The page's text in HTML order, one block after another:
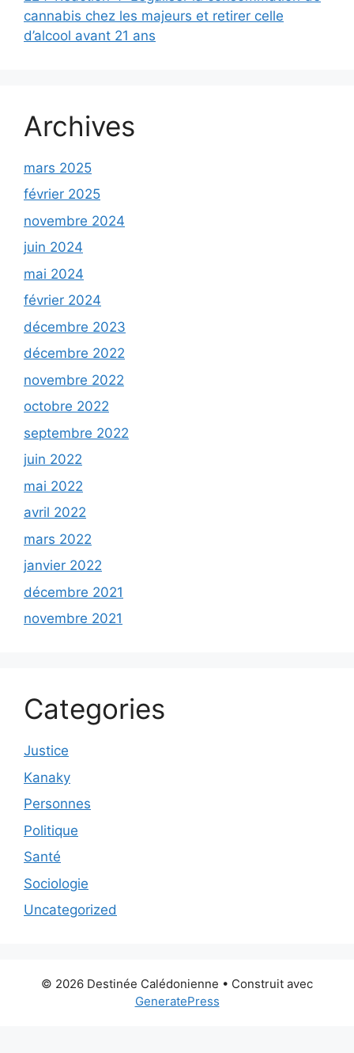
cannabis chez les majeurs et retirer celle
d’alcool avant 21 ans
Archives
mars 2025
février 2025
novembre 2024
juin 2024
mai 2024
février 2024
décembre 2023
décembre 2022
novembre 2022
octobre 2022
septembre 2022
juin 2022
mai 2022
avril 2022
mars 2022
janvier 2022
décembre 2021
novembre 2021
Categories
Justice
Kanaky
Personnes
Politique
Santé
Sociologie
Uncategorized
© 2026 Destinée Calédonienne • Construit avec
GeneratePress